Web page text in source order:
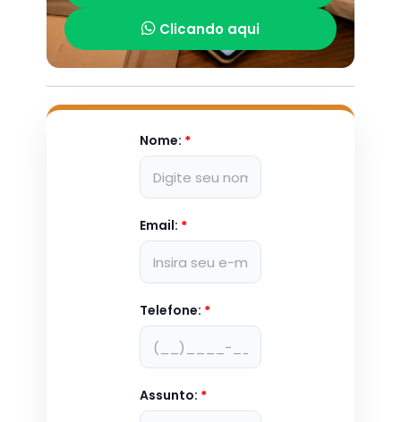
Clicando aqui
Nome: *
Email: *
Telefone: *
Assunto: *